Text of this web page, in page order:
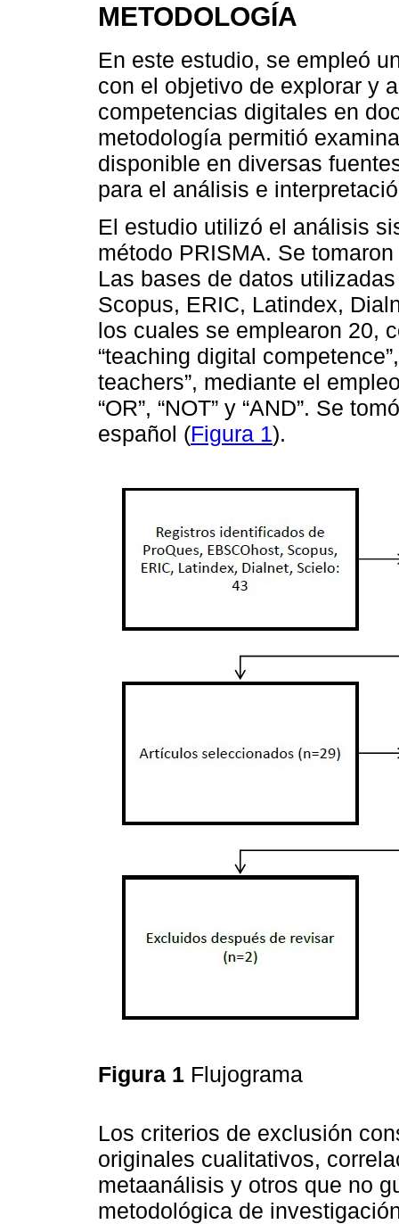
METODOLOGÍA
En este estudio, se empleó
con el objetivo de explorar y
competencias digitales en
metodología permitió
disponible en diversas
para el análisis e
El estudio utilizó el análisis
método PRISMA. Se
Las bases de datos
Scopus, ERIC, Latindex,
los cuales se emplearon 20,
“teaching digital
teachers”, mediante el
“OR”, “NOT” y “AND”. Se
español (Figura 1).
Figura 1 Flujograma
Los criterios de exclusión
originales cualitativos,
metaanálisis y otros que no
metodológica de